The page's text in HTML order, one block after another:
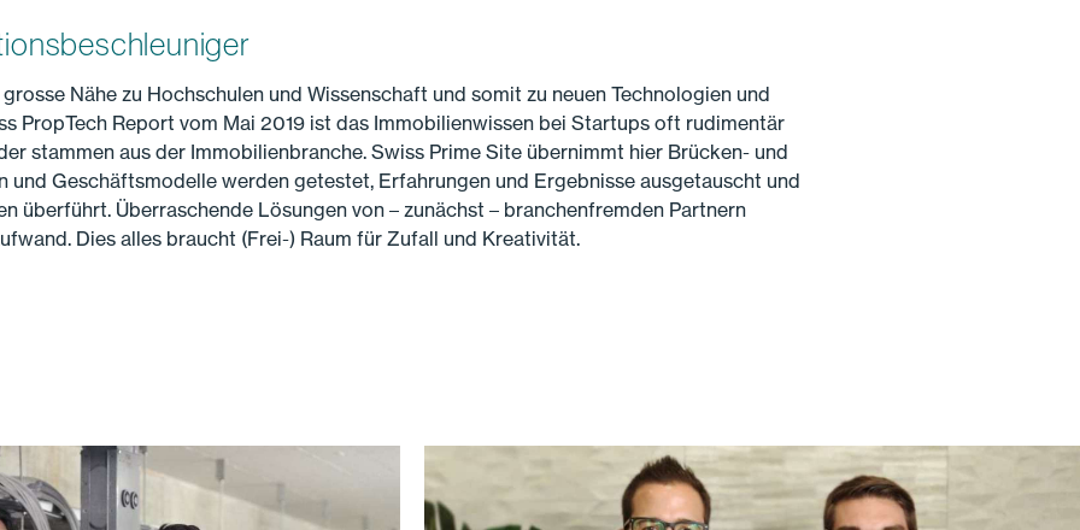
Nähe zu Hochschulen und Wissenschaft und somit zu neuen Technologien und
PropTech Report vom Mai 2019 ist das Immobilienwissen bei Startups oft rudimentär
stammen aus der Immobilienbranche. Swiss Prime Site übernimmt hier Brücken- und
und Geschäftsmodelle werden getestet, Erfahrungen und Ergebnisse ausgetauscht und
überführt. Überraschende Lösungen von – zunächst – branchenfremden Partnern
Dies alles braucht (Frei-) Raum für Zufall und Kreativität.